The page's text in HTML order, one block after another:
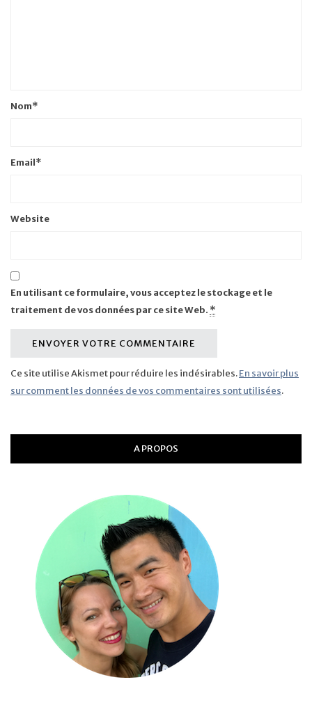
Nom*
Email*
Website
En utilisant ce formulaire, vous acceptez le stockage et le
traitement de vos données par ce site Web. *
Ce site utilise Akismet pour réduire les indésirables.En savoir plus
sur comment les données de vos commentaires sont utilisées.
A PROPOS